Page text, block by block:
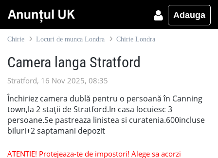
Adauga
Chirie Locuri de munca Londra Chirie Londra
Camera langa Stratford
Stratford, 16 Nov 2025, 08:35
Închiriez camera dublă pentru o persoană în Canning
town,la 2 stații de Stratford.In casa locuiesc 3
persoane.Se pastreaza linistea si curatenia.600incluse
biluri+2 saptamani depozit
ATENTIE! Protejeaza-te de impostori! Alege sa acorzi